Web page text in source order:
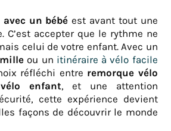
un bébé est avant tout une
C’est accepter que le rythme ne
celui de votre enfant. Avec un
ou un itinéraire à vélo facile
réfléchi entre remorque vélo
enfant, et une attention
cette expérience devient
façons de découvrir le monde